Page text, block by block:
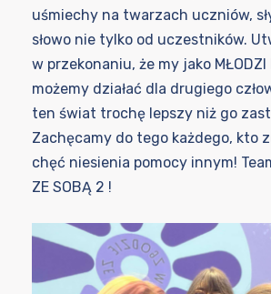
uśmiechy na twarzach uczniów,
słowo nie tylko od uczestników.
w przekonaniu, że my jako MŁODZI
możemy działać dla drugiego
ten świat trochę lepszy niż go
Zachęcamy do tego każdego, kto
chęć niesienia pomocy innym!
ZE SOBĄ 2 !